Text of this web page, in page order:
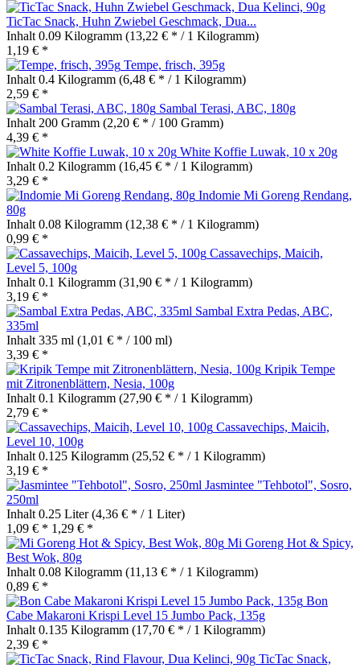
TicTac Snack, Huhn Zwiebel Geschmack, Dua...
Inhalt 0.09 Kilogramm (13,22 € * / 1 Kilogramm)
1,19 € *
Tempe, frisch, 395g
Inhalt 0.4 Kilogramm (6,48 € * / 1 Kilogramm)
2,59 € *
Sambal Terasi, ABC, 180g
Inhalt 200 Gramm (2,20 € * / 100 Gramm)
4,39 € *
White Koffie Luwak, 10 x 20g
Inhalt 0.2 Kilogramm (16,45 € * / 1 Kilogramm)
3,29 € *
Indomie Mi Goreng Rendang,
80g
Inhalt 0.08 Kilogramm (12,38 € * / 1 Kilogramm)
0,99 € *
Cassavechips, Maicih,
Level 5, 100g
Inhalt 0.1 Kilogramm (31,90 € * / 1 Kilogramm)
3,19 € *
Sambal Extra Pedas, ABC,
335ml
Inhalt 335 ml (1,01 € * / 100 ml)
3,39 € *
Kripik Tempe
mit Zitronenblättern, Nesia, 100g
Inhalt 0.1 Kilogramm (27,90 € * / 1 Kilogramm)
2,79 € *
Cassavechips, Maicih,
Level 10, 100g
Inhalt 0.125 Kilogramm (25,52 € * / 1 Kilogramm)
3,19 € *
Jasmintee "Tehbotol", Sosro,
250ml
Inhalt 0.25 Liter(4,36 € * / 1 Liter)
1,09 € * 1,29 € *
Mi Goreng Hot & Spicy,
Best Wok, 80g
Inhalt 0.08 Kilogramm (11,13 € * / 1 Kilogramm)
0,89 € *
Bon
Cabe Makaroni Krispi Level 15 Jumbo Pack, 135g
Inhalt 0.135 Kilogramm (17,70 € * / 1 Kilogramm)
2,39 € *
TicTac Snack,